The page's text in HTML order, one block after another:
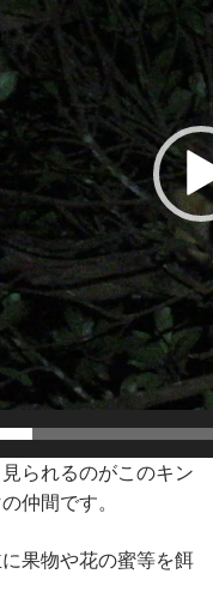
られるのがこのキン
仲間です。
果物や花の蜜等を餌